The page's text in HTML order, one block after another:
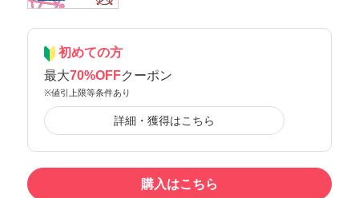
初めての方
最大70%OFFクーポン
※値引上限等条件あり
詳細・獲得はこちら
購入はこちら